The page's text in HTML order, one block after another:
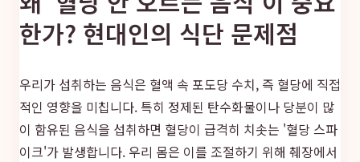
한가? 현대인의 식단 문제점
우리가 섭취하는 음식은 혈액 속 포도당 수치, 즉 혈당에 직접
적인 영향을 미칩니다. 특히 정제된 탄수화물이나 당분이 많
이 함유된 음식을 섭취하면 혈당이 급격히 치솟는 '혈당 스파
이크'가 발생합니다. 우리 몸은 이를 조절하기 위해 췌장에서